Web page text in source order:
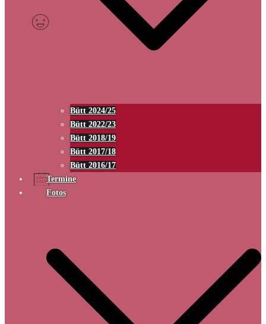
Bütt 2024/25
Bütt 2022/23
Bütt 2018/19
Bütt 2017/18
Bütt 2016/17
Termine
Fotos